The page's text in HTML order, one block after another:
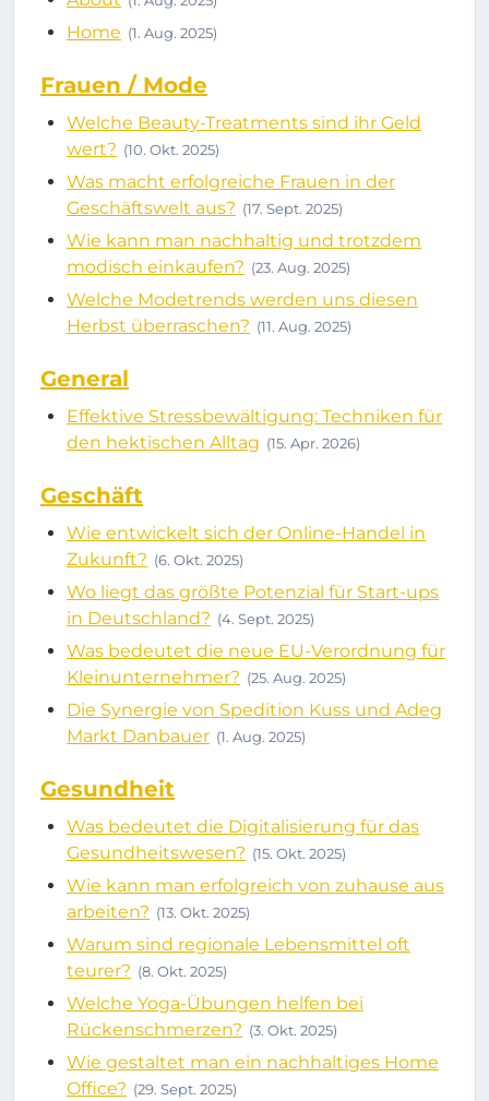
Home (1. Aug. 2025)
Frauen / Mode
Welche Beauty-Treatments sind ihr Geld
wert? (10. Okt. 2025)
Was macht erfolgreiche Frauen in der
Geschäftswelt aus? (17. Sept. 2025)
Wie kann man nachhaltig und trotzdem
modisch einkaufen? (23. Aug. 2025)
Welche Modetrends werden uns diesen
Herbst überraschen? (11. Aug. 2025)
General
Effektive Stressbewältigung: Techniken für
den hektischen Alltag (15. Apr. 2026)
Geschäft
Wie entwickelt sich der Online-Handel in
Zukunft? (6. Okt. 2025)
Wo liegt das größte Potenzial für Start-ups
in Deutschland? (4. Sept. 2025)
Was bedeutet die neue EU-Verordnung für
Kleinunternehmer? (25. Aug. 2025)
Die Synergie von Spedition Kuss und Adeg
Markt Danbauer (1. Aug. 2025)
Gesundheit
Was bedeutet die Digitalisierung für das
Gesundheitswesen? (15. Okt. 2025)
Wie kann man erfolgreich von zuhause aus
arbeiten? (13. Okt. 2025)
Warum sind regionale Lebensmittel oft
teurer? (8. Okt. 2025)
Welche Yoga-Übungen helfen bei
Rückenschmerzen? (3. Okt. 2025)
Wie gestaltet man ein nachhaltiges Home
Office? (29. Sept. 2025)